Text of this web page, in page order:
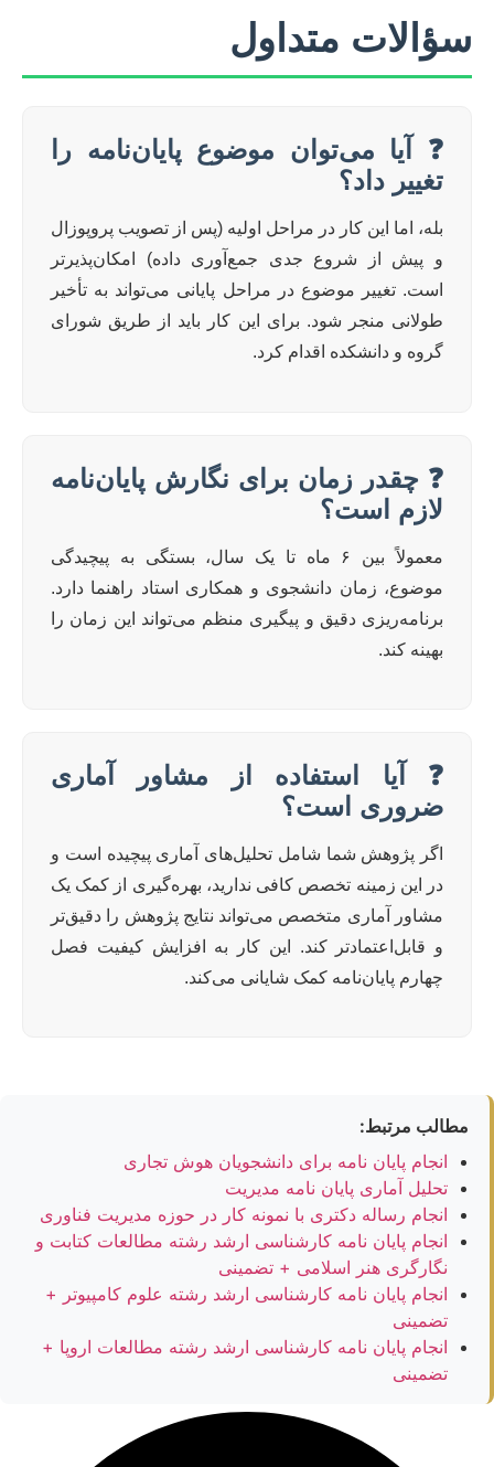
سؤالات متداول
❓ آیا می‌توان موضوع پایان‌نامه را
تغییر داد؟
بله، اما این کار در مراحل اولیه (پس از تصویب پروپوزال
و پیش از شروع جدی جمع‌آوری داده) امکان‌پذیرتر
است. تغییر موضوع در مراحل پایانی می‌تواند به تأخیر
طولانی منجر شود. برای این کار باید از طریق شورای
گروه و دانشکده اقدام کرد.
❓ چقدر زمان برای نگارش پایان‌نامه
لازم است؟
معمولاً بین ۶ ماه تا یک سال، بستگی به پیچیدگی
موضوع، زمان دانشجوی و همکاری استاد راهنما دارد.
برنامه‌ریزی دقیق و پیگیری منظم می‌تواند این زمان را
بهینه کند.
❓ آیا استفاده از مشاور آماری
ضروری است؟
اگر پژوهش شما شامل تحلیل‌های آماری پیچیده است و
در این زمینه تخصص کافی ندارید، بهره‌گیری از کمک یک
مشاور آماری متخصص می‌تواند نتایج پژوهش را دقیق‌تر
و قابل‌اعتمادتر کند. این کار به افزایش کیفیت فصل
چهارم پایان‌نامه کمک شایانی می‌کند.
مطالب مرتبط:
انجام پایان نامه برای دانشجویان هوش تجاری
تحلیل آماری پایان نامه مدیریت
انجام رساله دکتری با نمونه کار در حوزه مدیریت فناوری
انجام پایان نامه کارشناسی ارشد رشته مطالعات کتابت و
نگارگری هنر اسلامی + تضمینی
انجام پایان نامه کارشناسی ارشد رشته علوم کامپیوتر +
تضمینی
انجام پایان نامه کارشناسی ارشد رشته مطالعات اروپا +
تضمینی